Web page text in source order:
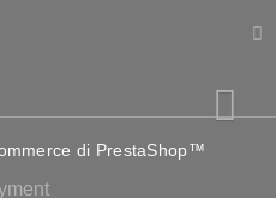
di PrestaShop™